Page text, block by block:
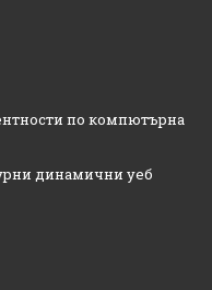
по компютърна
динамични уеб